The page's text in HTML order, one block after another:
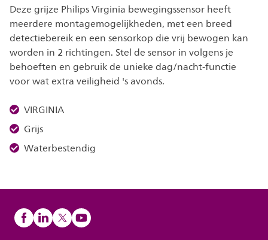
Deze grijze Philips Virginia bewegingssensor heeft
meerdere montagemogelijkheden, met een breed
detectiebereik en een sensorkop die vrij bewogen kan
worden in 2 richtingen. Stel de sensor in volgens je
behoeften en gebruik de unieke dag/nacht-functie
voor wat extra veiligheid 's avonds.
VIRGINIA
Grijs
Waterbestendig